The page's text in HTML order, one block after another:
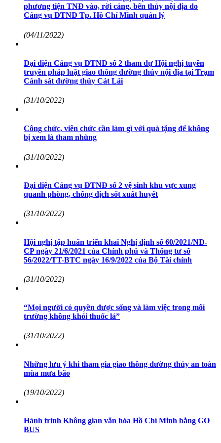
phương tiện TNĐ vào, rời cảng, bến thủy nội địa do
Cảng vụ ĐTNĐ Tp. Hồ Chí Minh quản lý
(04/11/2022)
Đại diện Cảng vụ ĐTNĐ số 2 tham dự Hội nghị tuyên
truyền pháp luật giao thông đường thủy nội địa tại Trạm
Cảnh sát đường thủy Cát Lái
(31/10/2022)
Công chức, viên chức cần làm gì với quà tặng để không
bị xem là tham nhũng
(31/10/2022)
Đại diện Cảng vụ ĐTNĐ số 2 vệ sinh khu vực xung
quanh phòng, chống dịch sốt xuất huyết
(31/10/2022)
Hội nghị tập huấn triển khai Nghị định số 60/2021/NĐ-
CP ngày 21/6/2021 của Chính phủ và Thông tư số
56/2022/TT-BTC ngày 16/9/2022 của Bộ Tài chính
(31/10/2022)
“Mọi người có quyền được sống và làm việc trong môi
trường không khói thuốc lá”
(31/10/2022)
Những lưu ý khi tham gia giao thông đường thủy an toàn
mùa mưa bão
(19/10/2022)
Hành trình Không gian văn hóa Hồ Chí Minh bằng GO
BUS